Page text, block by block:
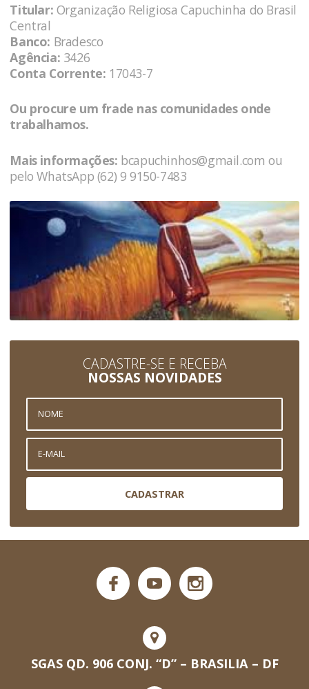
Titular: Organização Religiosa Capuchinha do Brasil
Central
Banco: Bradesco
Agência: 3426
Conta Corrente: 17043-7
Ou procure um frade nas comunidades onde
trabalhamos.
Mais informações: bcapuchinhos@gmail.com ou
pelo WhatsApp (62) 9 9150-7483
CADASTRE-SE E RECEBA
NOSSAS NOVIDADES
CADASTRAR
SGAS QD. 906 CONJ. “D” – BRASILIA – DF